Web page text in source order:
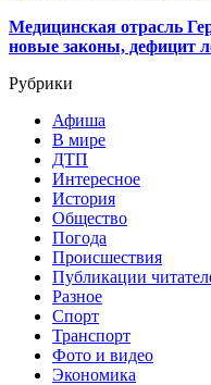
Медицинская отрасль
новые законы, дефицит
Рубрики
Афиша
В мире
ДТП
Интересное
История
Общество
Погода
Происшествия
Публикации
Разное
Спорт
Транспорт
Фото и видео
Экономика